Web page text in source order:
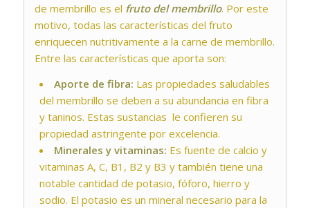
de membrillo es el fruto del membrillo. Por este
motivo, todas las características del fruto
enriquecen nutritivamente a la carne de membrillo.
Entre las características que aporta son:
Aporte de fibra: Las propiedades saludables
del membrillo se deben a su abundancia en fibra
y taninos. Estas sustancias le confieren su
propiedad astringente por excelencia.
Minerales y vitaminas: Es fuente de calcio y
vitaminas A, C, B1, B2 y B3 y también tiene una
notable cantidad de potasio, fóforo, hierro y
sodio. El potasio es un mineral necesario para la